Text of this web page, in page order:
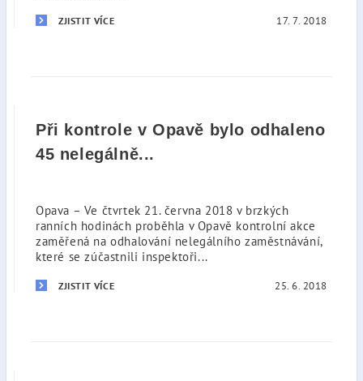
ZJISTIT VÍCE 17. 7. 2018
Při kontrole v Opavě bylo odhaleno
45 nelegálně...
Opava – Ve čtvrtek 21. června 2018 v brzkých
ranních hodinách proběhla v Opavě kontrolní akce
zaměřená na odhalování nelegálního zaměstnávání,
které se zúčastnili inspektoři...
ZJISTIT VÍCE 25. 6. 2018